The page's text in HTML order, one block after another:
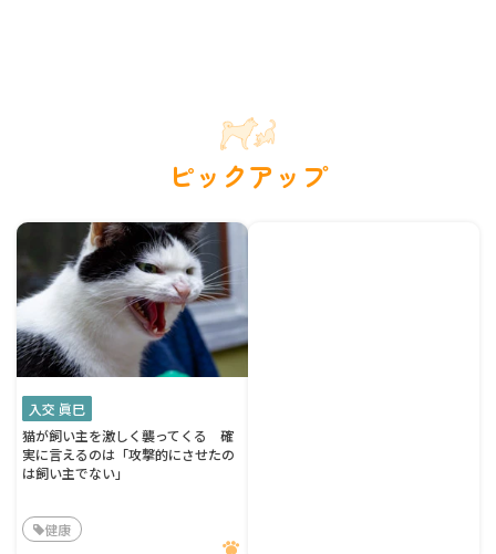
ピックアップ
入交 眞巳
猫が飼い主を激しく襲ってくる 確
実に言えるのは「攻撃的にさせたの
は飼い主でない」
健康